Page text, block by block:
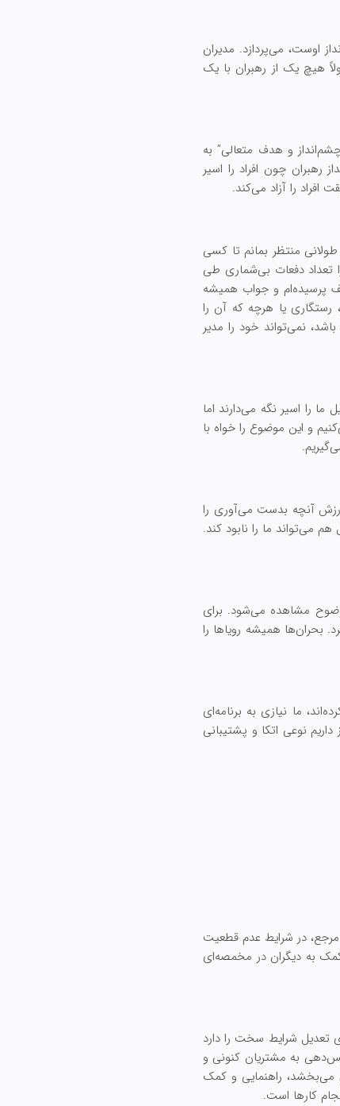
اوست، می‌پردازد. مدیران
هیچ یک از رهبران با یک
و هدف متعالی” به
رهبران چون افراد را اسیر
را آزاد می‌کند.
منتظر بمانم تا کسی
تعداد دفعات بی‌شماری طی
پرسیده‌ام و جواب همیشه
رستگاری یا هرچه که آن را
نمی‌تواند خود را مدیر
ما را اسیر نگه می‌دارند اما
و این موضوع را خواه با
ارزش آنچه بدست می‌آوری را
می‌تواند ما را نابود کند.
مشاهده می‌شود. برای
هیچ‌کس چنین چیزی را در چشم‌اندازهای سال ۲۰۲۰ تصور نمی‌کرد. بحران‌ها همیشه رویاها را
ما نیازی به برنامه‌ای
داریم نوعی اتکا و پشتیبانی
در شرایط عدم قطعیت
کمک به دیگران در مخمصه‌ای
تعدیل شرایط سخت را دارد
به مشتریان کنونی و
می‌بخشد، راهنمایی و کمک
کارها است.